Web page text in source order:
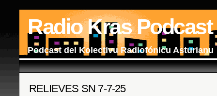
Radio Kras Podcast
Podcast del Kolectivu Radiofónicu Asturianu
RELIEVES SN 7-7-25